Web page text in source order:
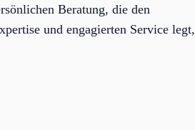
Beratung, die den
und engagierten Service legt,